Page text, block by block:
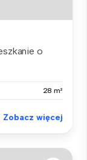
o
28 m²
Zobacz więcej